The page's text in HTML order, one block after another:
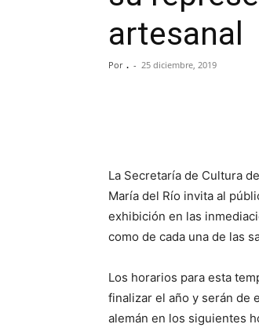
artesanal
Por . - 25 diciembre, 2019
La Secretaría de Cultura
María del Río invita al
exhibición en las
como de cada una de las
Los horarios para esta
finalizar el año y serán de
alemán en los siguientes